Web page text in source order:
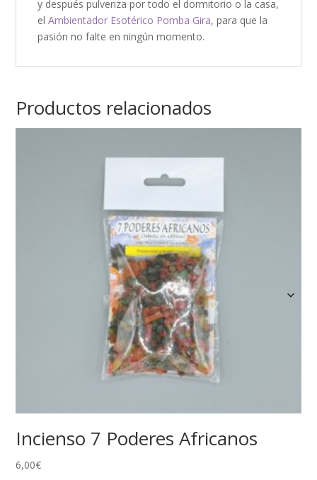
y después pulveriza por todo el dormitorio o la casa,
elAmbientador Esotérico Pomba Gira, para que la
pasión no falte en ningún momento.
Productos relacionados
Incienso 7 Poderes Africanos
6,00€